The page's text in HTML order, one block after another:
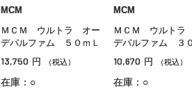
MCM
ＭＣＭ ウルトラ オー
デパルファム ５０ｍＬ
13,750 円 （税込）
在庫：○
MCM
ＭＣＭ ウルトラ
デパルファム ３
10,670 円 （税込）
在庫：○